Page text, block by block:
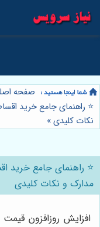
صفحه
⭐️ راهنمای جامع خرید
نکات کلیدی»
⭐️ راهنمای جامع خرید
مدارک و نکات کلیدی
افزایش روزافزون